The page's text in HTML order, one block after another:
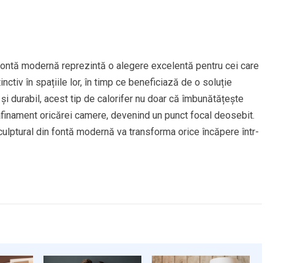
modernă reprezintă o alegere excelentă pentru cei care
în spațiile lor, în timp ce beneficiază de o soluție
durabil, acest tip de calorifer nu doar că îmbunătățește
oricărei camere, devenind un punct focal deosebit.
din fontă modernă va transforma orice încăpere într-